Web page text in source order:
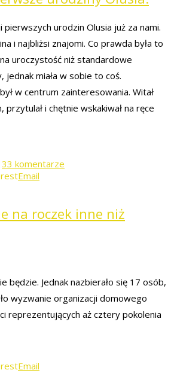
pierwszych urodzin Olusia już za nami.
i najbliżsi znajomi. Co prawda była to
uroczystość niż standardowe
jednak miała w sobie to coś.
w centrum zainteresowania. Witał
i chętnie wskakiwał na ręce
33 komentarze
Email
na roczek inne niż
będzie. Jednak nazbierało się 17 osób,
wyzwanie organizacji domowego
reprezentujących aż cztery pokolenia
Email